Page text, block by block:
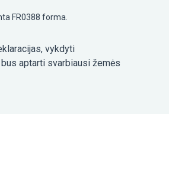
FR0388 forma.
vykdyti
aptarti svarbiausi žemės